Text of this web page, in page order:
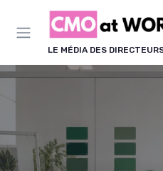
LE MÉDIA DES
Panneau de gestion des